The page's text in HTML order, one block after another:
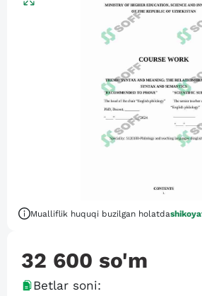
Mualliflik huquqi buzilgan holatda
32 600 so'm
Betlar soni: